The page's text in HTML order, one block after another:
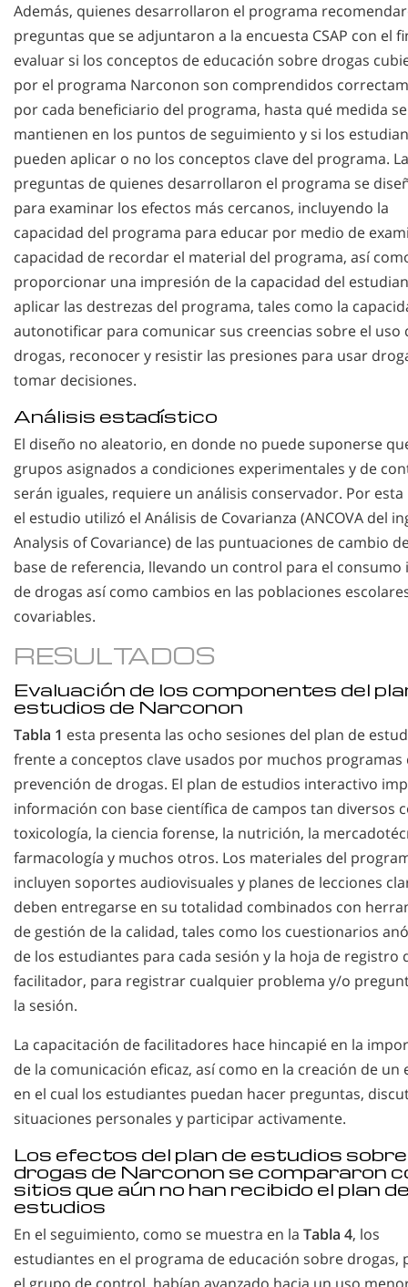
Además, quienes desarrollaron el programa
preguntas que se adjuntaron a la encuesta CSAP con el
evaluar si los conceptos de educación sobre drogas
por el programa Narconon son comprendidos
por cada beneficiario del programa, hasta qué medida se
mantienen en los puntos de seguimiento y si los
pueden aplicar o no los conceptos clave del programa.
preguntas de quienes desarrollaron el programa se
para examinar los efectos más cercanos, incluyendo la
capacidad del programa para educar por medio de
capacidad de recordar el material del programa, así
proporcionar una impresión de la capacidad del
aplicar las destrezas del programa, tales como la
autonotificar para comunicar sus creencias sobre el uso
drogas, reconocer y resistir las presiones para usar
tomar decisiones.
Análisis estadístico
El diseño no aleatorio, en donde no puede suponerse
grupos asignados a condiciones experimentales y de
serán iguales, requiere un análisis conservador. Por esta
el estudio utilizó el Análisis de Covarianza (ANCOVA del
Analysis of Covariance) de las puntuaciones de cambio
base de referencia, llevando un control para el consumo
de drogas así como cambios en las poblaciones
covariables.
RESULTADOS
Evaluación de los componentes del
estudios de Narconon
Tabla 1 esta presenta las ocho sesiones del plan de
frente a conceptos clave usados por muchos programas
prevención de drogas. El plan de estudios interactivo
información con base científica de campos tan diversos
toxicología, la ciencia forense, la nutrición, la
farmacología y muchos otros. Los materiales del
incluyen soportes audiovisuales y planes de lecciones
deben entregarse en su totalidad combinados con
de gestión de la calidad, tales como los cuestionarios
de los estudiantes para cada sesión y la hoja de registro
facilitador, para registrar cualquier problema y/o
la sesión.
La capacitación de facilitadores hace hincapié en la
de la comunicación eficaz, así como en la creación de un
en el cual los estudiantes puedan hacer preguntas,
situaciones personales y participar activamente.
Los efectos del plan de estudios sobre
drogas de Narconon se compararon
sitios que aún no han recibido el plan
estudios
En el seguimiento, como se muestra en la Tabla 4, los
estudiantes en el programa de educación sobre drogas,